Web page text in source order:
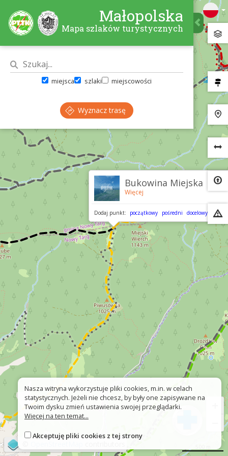
Bukowina Miejska
Więcej
Dodaj punkt: początkowy pośredni docelowy
Małopolska
Mapa szlaków turystycznych
miejsca szlaki miejscowości
Wyznacz trasę
Nasza witryna wykorzystuje pliki cookies, m.in. w celach
statystycznych. Jeżeli nie chcesz, by były one zapisywane na
Twoim dysku zmień ustawienia swojej przeglądarki.
Więcej na ten temat...
Akceptuję pliki cookies z tej strony